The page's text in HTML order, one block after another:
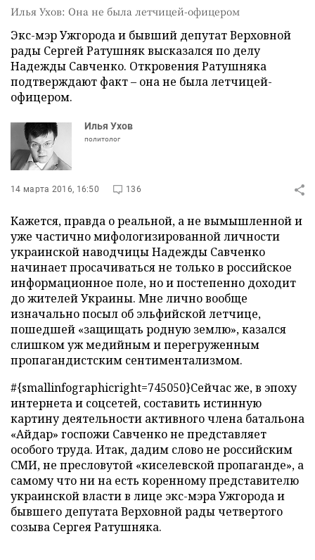
Илья Ухов: Она не была летчицей-офицером
Экс-мэр Ужгорода и бывший депутат Верховной
рады Сергей Ратушняк высказался по делу
Надежды Савченко. Откровения Ратушняка
подтверждают факт – она не была летчицей-
офицером.
Илья Ухов
политолог
14 марта 2016, 16:50 136
Кажется, правда о реальной, а не вымышленной и
уже частично мифологизированной личности
украинской наводчицы Надежды Савченко
начинает просачиваться не только в российское
информационное поле, но и постепенно доходит
до жителей Украины. Мне лично вообще
изначально посыл об эльфийской летчице,
пошедшей «защищать родную землю», казался
слишком уж медийным и перегруженным
пропагандистским сентиментализмом.
#{smallinfographicright=745050}Сейчас же, в эпоху
интернета и соцсетей, составить истинную
картину деятельности активного члена батальона
«Айдар» госпожи Савченко не представляет
особого труда. Итак, дадим слово не российским
СМИ, не пресловутой «киселевской пропаганде», а
самому что ни на есть коренному представителю
украинской власти в лице экс-мэра Ужгорода и
бывшего депутата Верховной рады четвертого
созыва Сергея Ратушняка.